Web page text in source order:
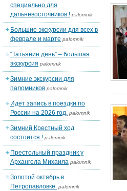
специально для
дальневосточников ! palomnik
Большие экскурсии для всех в
феврале и марте palomnik
“Татьянин день” – большая
экскурсия palomnik
Зимние экскурсии для
паломников palomnik
Идет запись в поездки по
России на 2026 год. palomnik
Зимний Крестный ход
состоится ! palomnik
Престольный праздник у
Архангела Михаила palomnik
Золотой октябрь в
Петропавловке. palomnik